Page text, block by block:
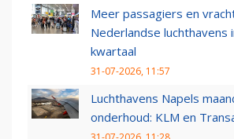
Meer passagiers en
Nederlandse luchthavens
kwartaal
31-07-2026, 11:57
Luchthavens Napels
onderhoud: KLM en